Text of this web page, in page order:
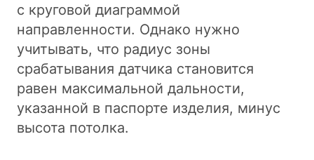
с круговой диаграммой
направленности. Однако нужно
учитывать, что радиус зоны
срабатывания датчика становится
равен максимальной дальности,
указанной в паспорте изделия, минус
высота потолка.